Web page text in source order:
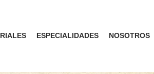
ESPECIALIDADES NOSOTROS